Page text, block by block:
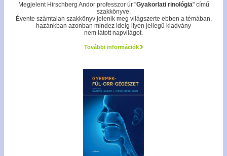
Megjelent Hirschberg Andor professzor úr "Gyakorlati rinológia" című
szakkönyve.
Évente számtalan szakkönyv jelenik meg világszerte ebben a témában,
hazánkban azonban mindez ideig ilyen jellegű kiadvány
nem látott napvilágot.
További információk